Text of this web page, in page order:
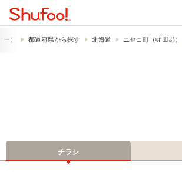
） 都道府県から探す 北海道 ニセコ町（虻田郡）
チラシ